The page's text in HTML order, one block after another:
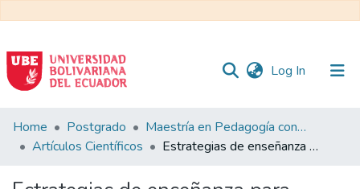
Log In (current)
Communities
&
Home Postgrado
Maestría en Pedagogía con Mención en Formación Técnica y Profesional
Artículos Científicos
Estrategias de enseñanza para mejorar la conciencia y la cultura de seguridad en entornos laborales técnicos y profesionales